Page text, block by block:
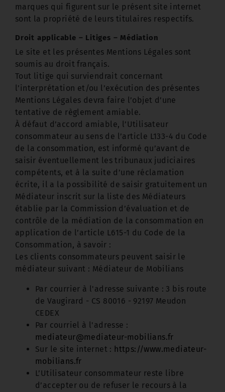
marques qui figurent sur le présent site internet
sont la propriété de leurs titulaires respectifs.
Droit applicable – Litiges – Médiation
Le site et les présentes Mentions Légales sont
soumis au droit français.
Tout litige qui surviendrait concernant
l’interprétation et/ou l’exécution des présentes
Mentions Légales devra faire l’objet d’une
tentative de règlement amiable.
À défaut d’accord amiable, l’Utilisateur
consommateur au sens de l’article L133-4 du Code
de la consommation, est informé qu’avant de
saisir éventuellement les tribunaux judiciaires
compétents, et à la suite d’une réclamation
écrite, il a la possibilité de saisir gratuitement un
Médiateur inscrit sur la liste des Médiateurs
établie par la Commission d’évaluation et de
contrôle de la médiation de la consommation en
application de l’article L615-1 du Code de la
Consommation, à savoir :
Les clients consommateurs peuvent saisir le
médiateur suivant : Médiateur de Mobilians
Par courrier à l'adresse suivante : 3 bis route
de Vaugirard - CS 80016 - 92197 Meudon
CEDEX
Par courriel à l'adresse :
mediateur@mediateur-mobilians.fr
Sur le site internet : https://www.mediateur-
mobilians.fr
L’Utilisateur consommateur reste libre
d’accepter ou de refuser le recours à la